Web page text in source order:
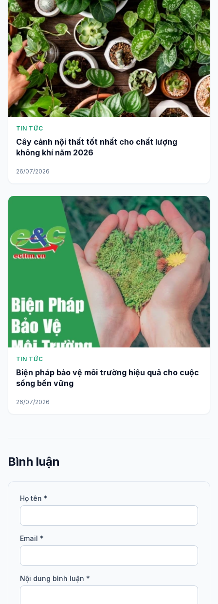
TIN TỨC
Cây cảnh nội thất tốt nhất cho chất lượng
không khí năm 2026
26/07/2026
TIN TỨC
Biện pháp bảo vệ môi trường hiệu quả cho cuộc
sống bền vững
26/07/2026
Bình luận
Họ tên *
Email *
Nội dung bình luận *